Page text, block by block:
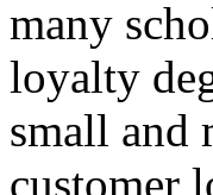
many
loyalty
small and
customer